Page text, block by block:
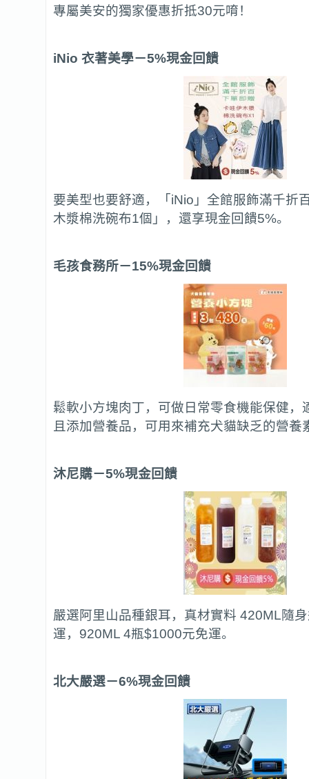
專屬美安的獨家優惠折抵30元唷！
iNio 衣著美學－5%現金回饋
要美型也要舒適，「iNio」全館服飾滿千折
木漿棉洗碗布1個」，還享現金回饋5%。
毛孩食務所－15%現金回饋
鬆軟小方塊肉丁，可做日常零食機能保健，
且添加營養品，可用來補充犬貓缺乏的營養
沐尼購－5%現金回饋
嚴選阿里山品種銀耳，真材實料 420ML隨
運，920ML 4瓶$1000元免運。
北大嚴選－6%現金回饋